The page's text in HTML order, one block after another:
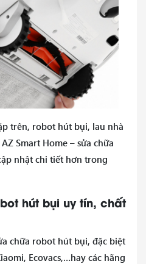
trên, robot hút bụi, lau nhà
Smart Home – sửa chữa
nhật chi tiết hơn trong
hút bụi uy tín, chất
chữa robot hút bụi, đặc biệt
Ecovacs,…hay các hãng